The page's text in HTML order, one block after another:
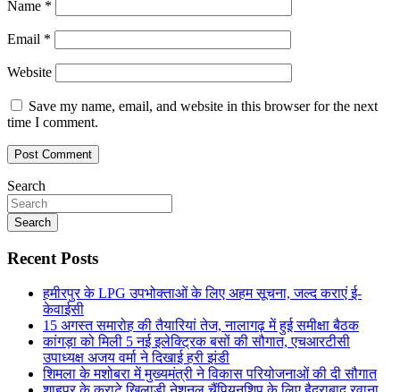
Name *
Email *
Website
Save my name, email, and website in this browser for the next
time I comment.
Search
Search
Recent Posts
हमीरपुर के LPG उपभोक्ताओं के लिए अहम सूचना, जल्द कराएं ई-
केवाईसी
15 अगस्त समारोह की तैयारियां तेज, नालागढ़ में हुई समीक्षा बैठक
कांगड़ा को मिली 5 नई इलेक्ट्रिक बसों की सौगात, एचआरटीसी
उपाध्यक्ष अजय वर्मा ने दिखाई हरी झंडी
शिमला के मशोबरा में मुख्यमंत्री ने विकास परियोजनाओं की दी सौगात